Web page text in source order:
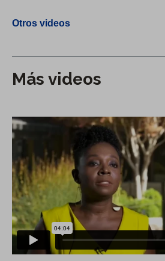
Otros videos
Más videos